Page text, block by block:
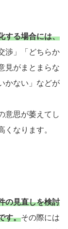
する場合には、
渉」「どちらか
見がまとまらな
かない」などが
意思が萎えてし
くなります。
の見直しを検討
す。その際には